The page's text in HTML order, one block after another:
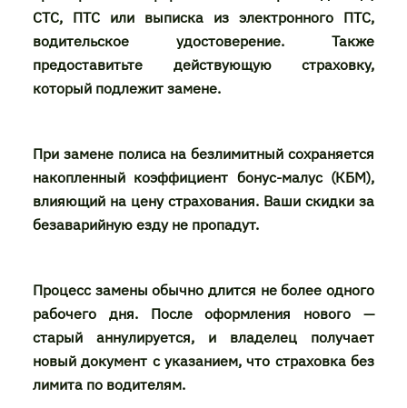
СТС, ПТС или выписка из электронного ПТС,
водительское удостоверение. Также
предоставитьте действующую страховку,
который подлежит замене.
При замене полиса на безлимитный сохраняется
накопленный коэффициент бонус-малус (КБМ),
влияющий на цену страхования. Ваши скидки за
безаварийную езду не пропадут.
Процесс замены обычно длится не более одного
рабочего дня. После оформления нового —
старый аннулируется, и владелец получает
новый документ с указанием, что страховка без
лимита по водителям.